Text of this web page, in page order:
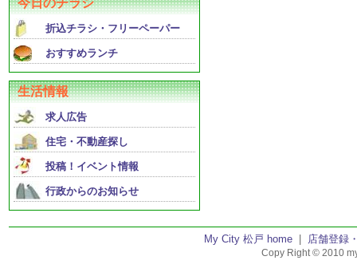
今日のチラシ
折込チラシ・フリーペーパー
おすすめランチ
生活情報
求人広告
住宅・不動産探し
投稿！イベント情報
行政からのお知らせ
My City 松戸 home 店舗登録
Copy Right © 2010